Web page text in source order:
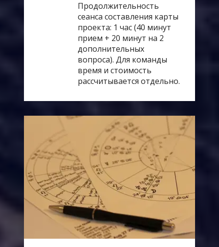
Продолжительность
сеанса составления карты
проекта: 1 час (40 минут
прием + 20 минут на 2
дополнительных
вопроса). Для команды
время и стоимость
рассчитывается отдельно.